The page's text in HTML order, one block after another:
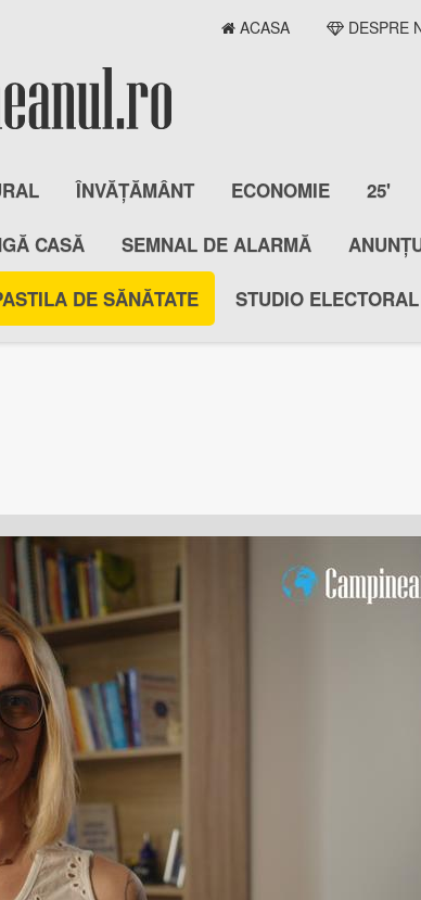
ACASA DESPRE
ÎNVĂȚĂMÂNT ECONOMIE 25'
CASĂ SEMNAL DE ALARMĂ
DE SĂNĂTATE STUDIO ELECTORAL